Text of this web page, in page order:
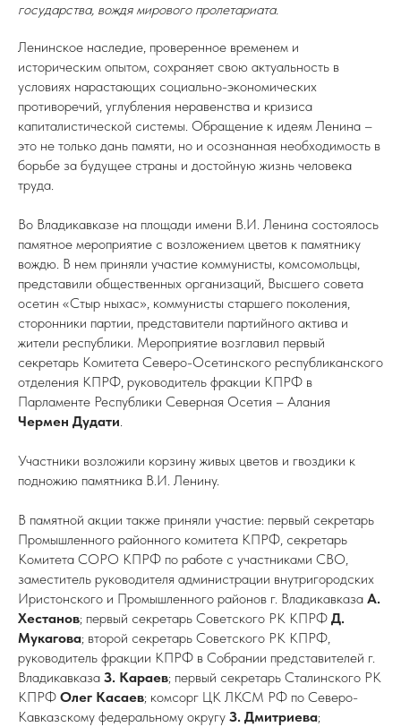
государства, вождя мирового пролетариата.
Ленинское наследие, проверенное временем и
историческим опытом, сохраняет свою актуальность в
условиях нарастающих социально-экономических
противоречий, углубления неравенства и кризиса
капиталистической системы. Обращение к идеям Ленина –
это не только дань памяти, но и осознанная необходимость в
борьбе за будущее страны и достойную жизнь человека
труда.
Во Владикавказе на площади имени В.И. Ленина состоялось
памятное мероприятие с возложением цветов к памятнику
вождю. В нем приняли участие коммунисты, комсомольцы,
представили общественных организаций, Высшего совета
осетин «Стыр ныхас», коммунисты старшего поколения,
сторонники партии, представители партийного актива и
жители республики. Мероприятие возглавил первый
секретарь Комитета Северо-Осетинского республиканского
отделения КПРФ, руководитель фракции КПРФ в
Парламенте Республики Северная Осетия – Алания
Чермен Дудати.
Участники возложили корзину живых цветов и гвоздики к
подножию памятника В.И. Ленину.
В памятной акции также приняли участие: первый секретарь
Промышленного районного комитета КПРФ, секретарь
Комитета СОРО КПРФ по работе с участниками СВО,
заместитель руководителя администрации внутригородских
Иристонского и Промышленного районов г. Владикавказа А.
Хестанов; первый секретарь Советского РК КПРФ Д.
Мукагова; второй секретарь Советского РК КПРФ,
руководитель фракции КПРФ в Собрании представителей г.
Владикавказа З. Караев; первый секретарь Сталинского РК
КПРФ Олег Касаев; комсорг ЦК ЛКСМ РФ по Северо-
Кавказскому федеральному округу З. Дмитриева;